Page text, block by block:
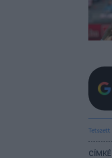
Tetszett